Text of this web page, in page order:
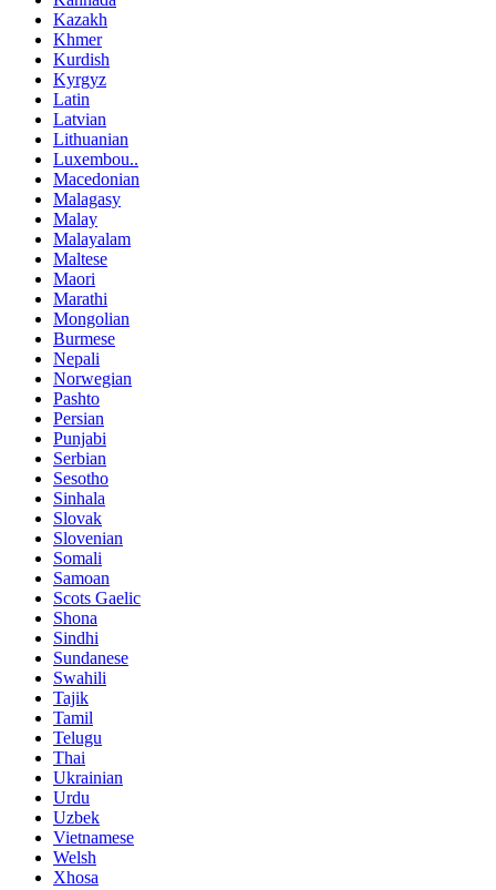
Kazakh
Khmer
Kurdish
Kyrgyz
Latin
Latvian
Lithuanian
Luxembou..
Macedonian
Malagasy
Malay
Malayalam
Maltese
Maori
Marathi
Mongolian
Burmese
Nepali
Norwegian
Pashto
Persian
Punjabi
Serbian
Sesotho
Sinhala
Slovak
Slovenian
Somali
Samoan
Scots Gaelic
Shona
Sindhi
Sundanese
Swahili
Tajik
Tamil
Telugu
Thai
Ukrainian
Urdu
Uzbek
Vietnamese
Welsh
Xhosa